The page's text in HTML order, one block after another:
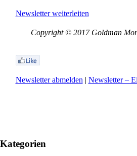
Newsletter weiterleiten
Copyright © 2017 Goldman
Newsletter abmelden | Newsletter –
Kategorien